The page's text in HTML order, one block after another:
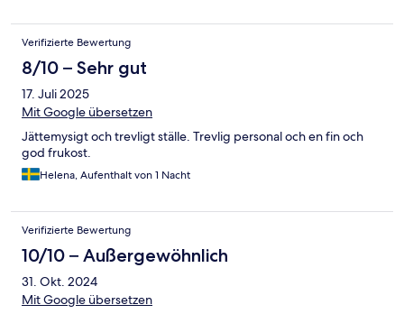
Verifizierte Bewertung
8/10 – Sehr gut
17. Juli 2025
Mit Google übersetzen
Jättemysigt och trevligt ställe. Trevlig personal och en fin och
god frukost.
Helena, Aufenthalt von 1 Nacht
Verifizierte Bewertung
10/10 – Außergewöhnlich
31. Okt. 2024
Mit Google übersetzen